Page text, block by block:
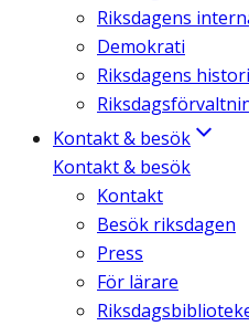
Riksdagens
Demokrati
Riksdagens
Kontakt & besök
Kontakt & besök
Kontakt
Besök riksdagen
Press
För lärare